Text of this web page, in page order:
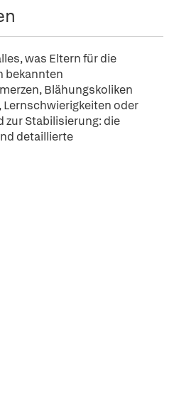
was Eltern für die
bekannten
Blähungskoliken
oder
Stabilisierung: die
detaillierte